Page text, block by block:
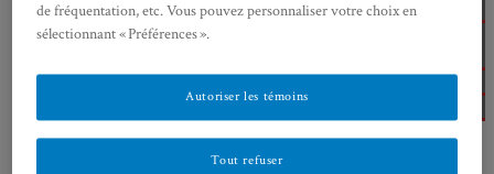
Cité
Axe 2 : Réputation, célébrité et popularité dans l’espace
Axe 3 : Diffusion, circulation et appropriation des savoirs
Axe 4 : Conflits, justice et régulation sociale
de fréquentation, etc. Vous pouvez personnaliser votre choix en
sélectionnant « Préférences ».
Tout refuser
Autoriser les témoins